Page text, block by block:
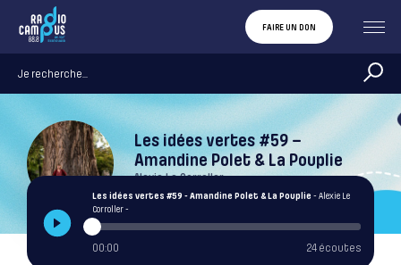
FAIRE UN DON
Les idées vertes #59 –
Amandine Polet & La Pouplie
Alexie Le Corroller
Les idées vertes #59 - Amandine Polet & La Pouplie - Alexie Le
Corroller -
00:00 24 écoutes